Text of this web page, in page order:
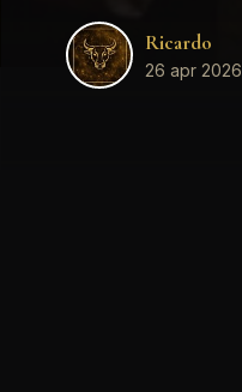
Ricardo
26 apr 2026